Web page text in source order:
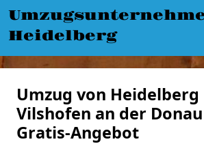
Heidelberg
Umzug von Heidelberg
Vilshofen an der
Gratis-Angebot